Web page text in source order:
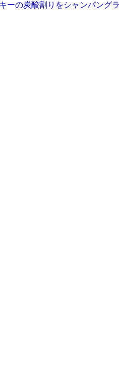
の炭酸割りをシャンパングラ